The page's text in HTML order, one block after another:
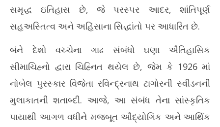
સમૃદ્ધ ઇતિહાસ છે, જે પરસ્પર આદર, શાંતિપૂર્ણ
સહઅસ્તિત્વ અને અહિંસાના સિદ્ધાંતો પર આધારિત છે.
બંને દેશો વચ્ચેના ગાઢ સંબંધો ઘણા ઐતિહાસિક
સીમાચિહ્નો દ્વારા ચિહ્નિત થયેલ છે, જેમ કે 1926 માં
નોબેલ પુરસ્કાર વિજેતા રવિન્દ્રનાથ ટાગોરની સ્વીડનની
મુલાકાતની શતાબ્દી. આજે, આ સંબંધ તેના સાંસ્કૃતિક
પાયાથી આગળ વધીને મજબૂત ઔદ્યોગિક અને આર્થિક